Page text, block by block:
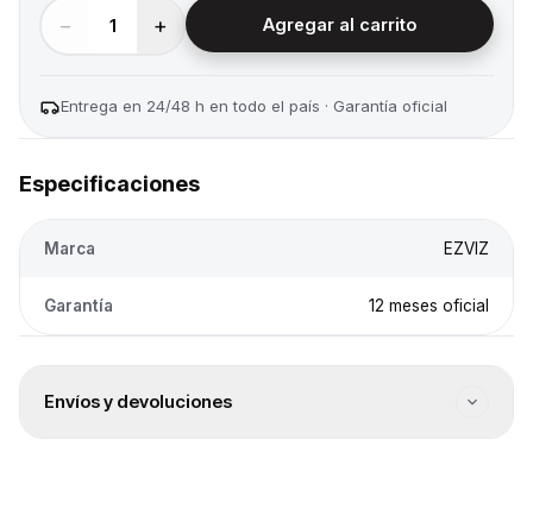
− 1 + Agregar al carrito
Entrega en 24/48 h en todo el país · Garantía oficial
Especificaciones
Marca EZVIZ
Garantía 12 meses oficial
Envíos y devoluciones